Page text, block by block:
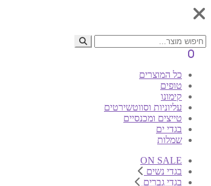
0
כל המוצרים
טופים
קימונו
עליוניות וסווטשירטים
טייצים ומכנסיים
בגדי ים
שמלות
ON SALE
בגדי נשים
בגדי גברים